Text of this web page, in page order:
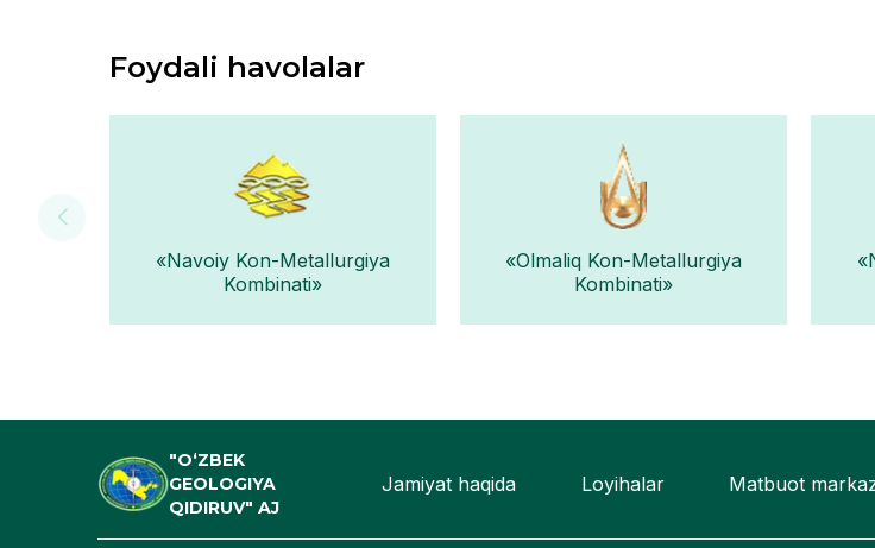
Foydali havolalar
«Navoiy Kon-Metallurgiya
Kombinati»
«Olmaliq Kon-Metallurgiya
Kombinati»
"O‘ZBEK
GEOLOGIYA
QIDIRUV" AJ
Jamiyat haqida Loyihalar Matbuot